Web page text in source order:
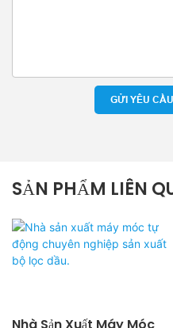
GỬI YÊU
SẢN PHẨM LIÊN